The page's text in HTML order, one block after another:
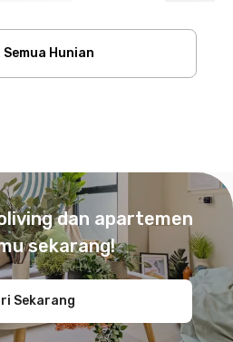
Hunian
dan apartemen
sekarang!
Sekarang